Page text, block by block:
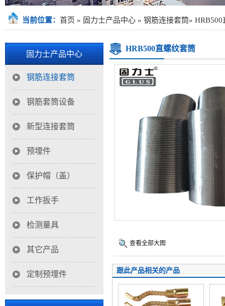
当前位置： 首页 » 固力士产品中心 » 钢筋连接套筒» HRB500
HRB500直螺纹套筒
查看全部大图
跟此产品相关的产品
固力士产品中心
钢筋连接套筒
钢筋套筒设备
新型连接套筒
预埋件
保护帽（盖）
工作扳手
检测量具
其它产品
定制预埋件